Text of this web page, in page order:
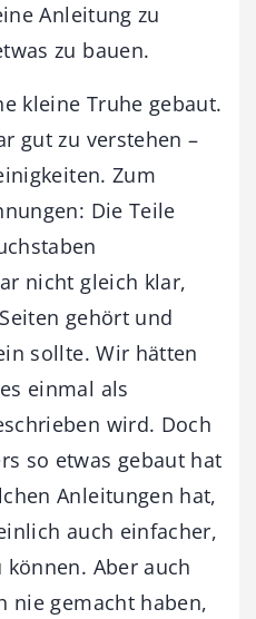
Anleitung zu
zu bauen.
kleine Truhe gebaut.
gut zu verstehen –
Zum
Die Teile
nicht gleich klar,
gehört und
sollte. Wir hätten
einmal als
wird. Doch
so etwas gebaut hat
Anleitungen hat,
auch einfacher,
Aber auch
nie gemacht haben,